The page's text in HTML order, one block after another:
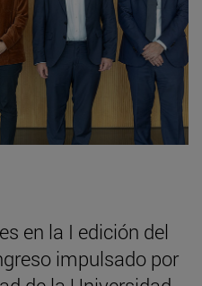
en la I edición del
impulsado por